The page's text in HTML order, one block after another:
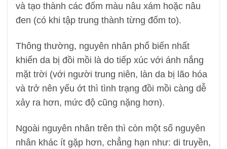
và tạo thành các đốm màu nâu xám hoặc nâu
đen (có khi tập trung thành từng đốm to).
Thông thường, nguyên nhân phổ biến nhất
khiến da bị đồi mồi là do tiếp xúc với ánh nắng
mặt trời (với người trung niên, làn da bị lão hóa
và trở nên yếu ớt thì tình trạng đồi mồi càng dễ
xảy ra hơn, mức độ cũng nặng hơn).
Ngoài nguyên nhân trên thì còn một số nguyên
nhân khác ít gặp hơn, chẳng hạn như: di truyền,